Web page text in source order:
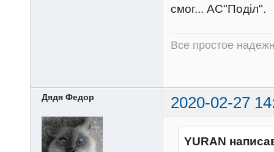
смог... АС"Поділ".
Все простое
Дядя Федор 2020-02-27
YURAN